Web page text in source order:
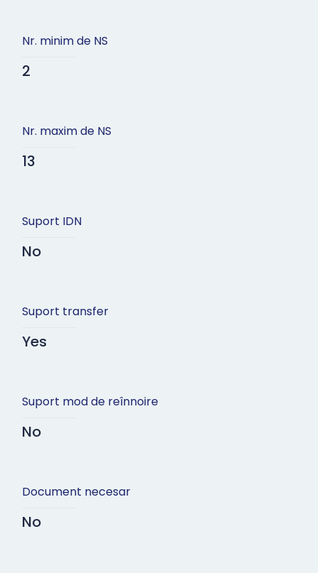
Nr. minim de NS
2
Nr. maxim de NS
13
Suport IDN
No
Suport transfer
Yes
Suport mod de reînnoire
No
Document necesar
No